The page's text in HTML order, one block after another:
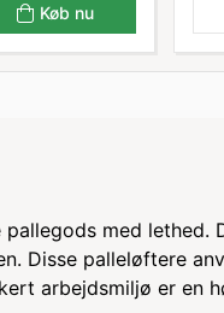
Køb nu
med lethed.
Disse palleløftere
arbejdsmiljø er en